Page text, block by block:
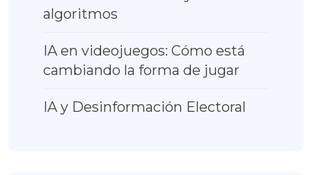
algoritmos
IA en videojuegos: Cómo está
cambiando la forma de jugar
IA y Desinformación Electoral